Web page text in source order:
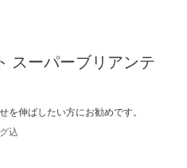
スーパーブリアンテ
を伸ばしたい方にお勧めです。
込